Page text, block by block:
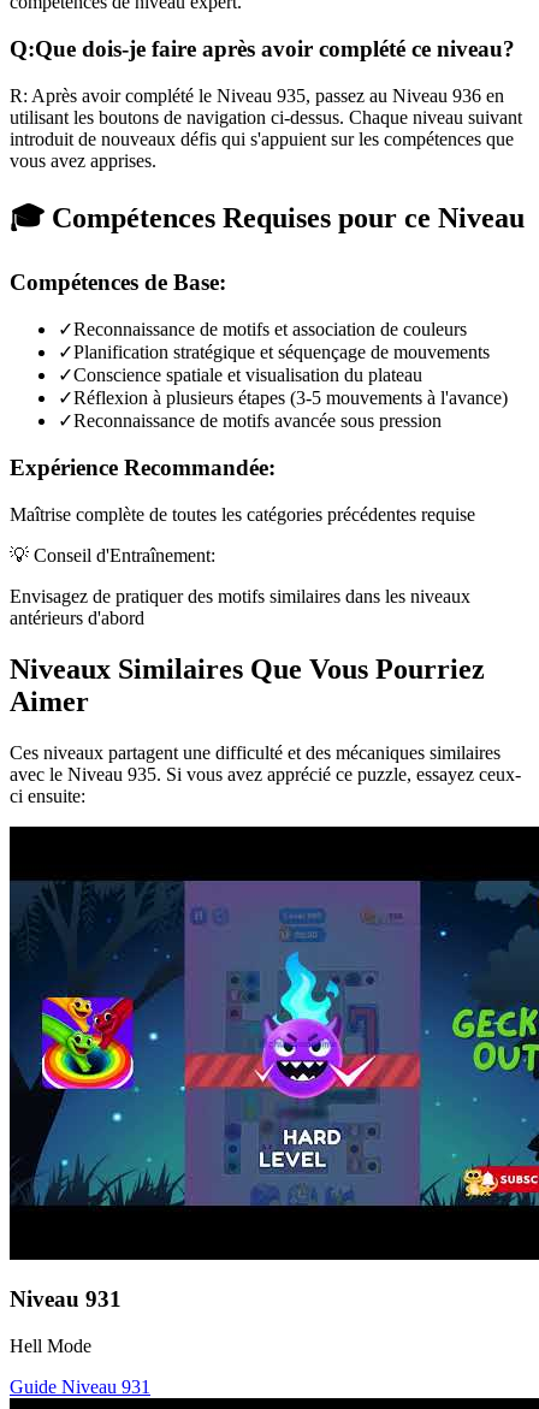
Q:Que dois-je faire après avoir complété ce niveau?
R: Après avoir complété le Niveau 935, passez au Niveau 936 en
utilisant les boutons de navigation ci-dessus. Chaque niveau suivant
introduit de nouveaux défis qui s'appuient sur les compétences que
vous avez apprises.
🎓 Compétences Requises pour ce Niveau
Compétences de Base:
✓Reconnaissance de motifs et association de couleurs
✓Planification stratégique et séquençage de mouvements
✓Conscience spatiale et visualisation du plateau
✓Réflexion à plusieurs étapes (3-5 mouvements à l'avance)
✓Reconnaissance de motifs avancée sous pression
Expérience Recommandée:
Maîtrise complète de toutes les catégories précédentes requise
💡 Conseil d'Entraînement:
Envisagez de pratiquer des motifs similaires dans les niveaux
antérieurs d'abord
Niveaux Similaires Que Vous Pourriez
Aimer
Ces niveaux partagent une difficulté et des mécaniques similaires
avec le Niveau 935. Si vous avez apprécié ce puzzle, essayez ceux-
ci ensuite:
Niveau 931
Hell Mode
Guide Niveau 931